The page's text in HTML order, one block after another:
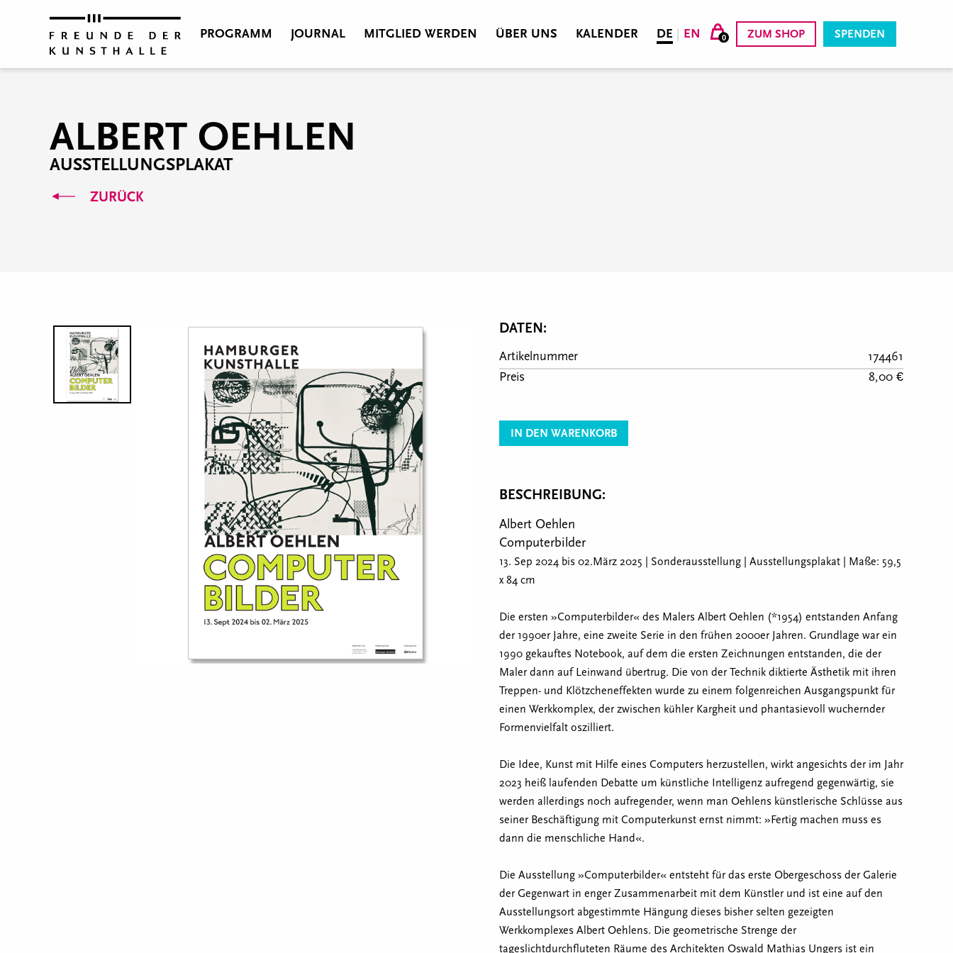
PROGRAMM JOURNAL MITGLIED WERDEN ÜBER UNS KALENDER DE EN 0 ZUM SHOP SPENDEN
ALBERT OEHLEN
AUSSTELLUNGSPLAKAT
ZURÜCK
DATEN:
Artikelnummer
174461
Preis
8,00 €
IN DEN WARENKORB
BESCHREIBUNG:
Albert Oehlen
Computerbilder
13. Sep 2024 bis 02.März 2025 | Sonderausstellung | Ausstellungsplakat | Maße: 59,5
x 84 cm
Die ersten »Computerbilder« des Malers Albert Oehlen (*1954) entstanden Anfang
der 1990er Jahre, eine zweite Serie in den frühen 2000er Jahren. Grundlage war ein
1990 gekauftes Notebook, auf dem die ersten Zeichnungen entstanden, die der
Maler dann auf Leinwand übertrug. Die von der Technik diktierte Ästhetik mit ihren
Treppen- und Klötzcheneffekten wurde zu einem folgenreichen Ausgangspunkt für
einen Werkkomplex, der zwischen kühler Kargheit und phantasievoll wuchernder
Formenvielfalt oszilliert.
Die Idee, Kunst mit Hilfe eines Computers herzustellen, wirkt angesichts der im Jahr
2023 heiß laufenden Debatte um künstliche Intelligenz aufregend gegenwärtig, sie
werden allerdings noch aufregender, wenn man Oehlens künstlerische Schlüsse aus
seiner Beschäftigung mit Computerkunst ernst nimmt: »Fertig machen muss es
dann die menschliche Hand«.
Die Ausstellung »Computerbilder« entsteht für das erste Obergeschoss der Galerie
der Gegenwart in enger Zusammenarbeit mit dem Künstler und ist eine auf den
Ausstellungsort abgestimmte Hängung dieses bisher selten gezeigten
Werkkomplexes Albert Oehlens. Die geometrische Strenge der
tageslichtdurchfluteten Räume des Architekten Oswald Mathias Ungers ist ein